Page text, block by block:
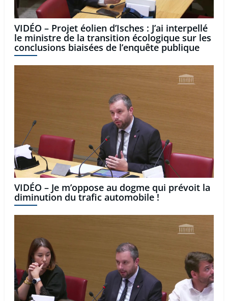
VIDÉO – Projet éolien d’Isches : J’ai interpellé
le ministre de la transition écologique sur les
conclusions biaisées de l’enquête publique
VIDÉO – Je m’oppose au dogme qui prévoit la
diminution du trafic automobile !